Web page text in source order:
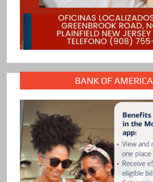
BANK OF AMERICA